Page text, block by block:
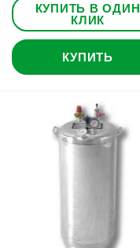
КУПИТЬ В ОДИН
КЛИК
КУПИТЬ